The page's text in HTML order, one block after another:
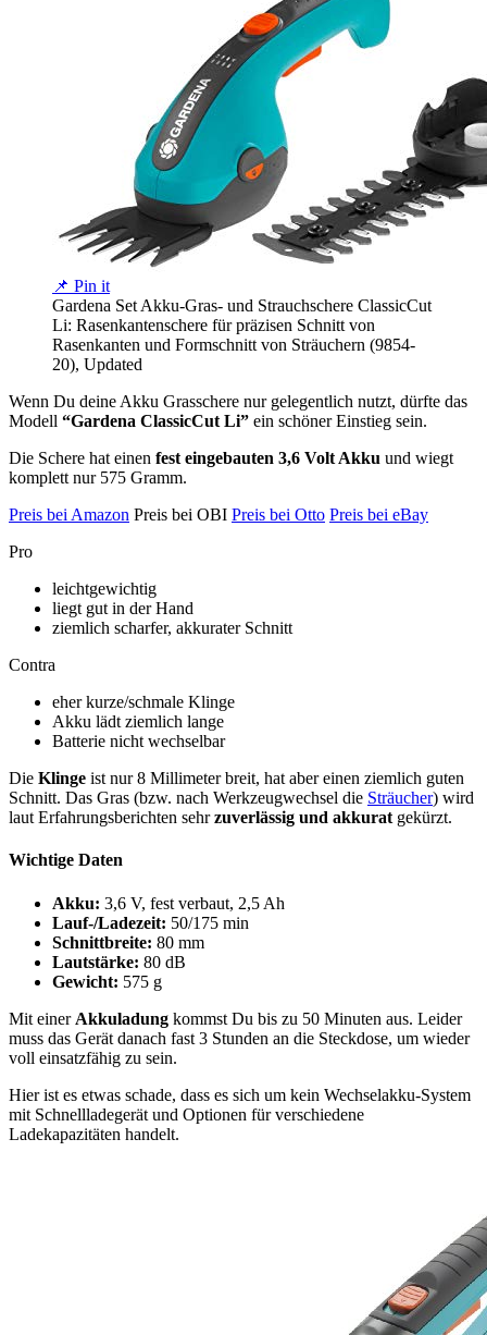
📌 Pin it
Gardena Set Akku-Gras- und Strauchschere ClassicCut
Li: Rasenkantenschere für präzisen Schnitt von
Rasenkanten und Formschnitt von Sträuchern (9854-
20), Updated
Wenn Du deine Akku Grasschere nur gelegentlich nutzt, dürfte das
Modell “Gardena ClassicCut Li” ein schöner Einstieg sein.
Die Schere hat einen fest eingebauten 3,6 Volt Akku und wiegt
komplett nur 575 Gramm.
Preis bei Amazon Preis bei OBI Preis bei Otto Preis bei eBay
Pro
leichtgewichtig
liegt gut in der Hand
ziemlich scharfer, akkurater Schnitt
Contra
eher kurze/schmale Klinge
Akku lädt ziemlich lange
Batterie nicht wechselbar
Die Klinge ist nur 8 Millimeter breit, hat aber einen ziemlich guten
Schnitt. Das Gras (bzw. nach Werkzeugwechsel die Sträucher) wird
laut Erfahrungsberichten sehrzuverlässig und akkurat gekürzt.
Wichtige Daten
Akku: 3,6 V, fest verbaut, 2,5 Ah
Lauf-/Ladezeit: 50/175 min
Schnittbreite: 80 mm
Lautstärke: 80 dB
Gewicht: 575 g
Mit einer Akkuladung kommst Du bis zu 50 Minuten aus. Leider
muss das Gerät danach fast 3 Stunden an die Steckdose, um wieder
voll einsatzfähig zu sein.
Hier ist es etwas schade, dass es sich um kein Wechselakku-System
mit Schnellladegerät und Optionen für verschiedene
Ladekapazitäten handelt.